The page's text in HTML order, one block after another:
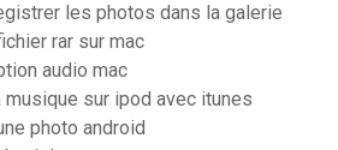
les photos dans la galerie
rar sur mac
audio mac
sur ipod avec itunes
photo android